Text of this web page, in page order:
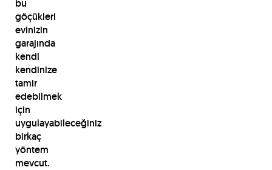
bu
göçükleri
evinizin
garajında
kendi
kendinize
tamir
edebilmek
için
uygulayabileceğiniz
birkaç
yöntem
mevcut.